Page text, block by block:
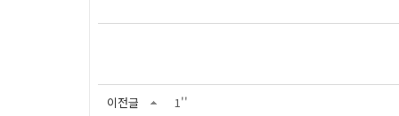
이전글
1''